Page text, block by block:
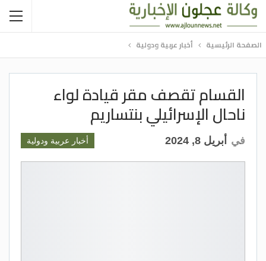
الصفحة الرئيسية أخبار عربية ودولية
القسام تقصف مقر قيادة لواء
ناحال الإسرائيلي بنتساريم
أخبار عربية ودولية في أبريل 8, 2024